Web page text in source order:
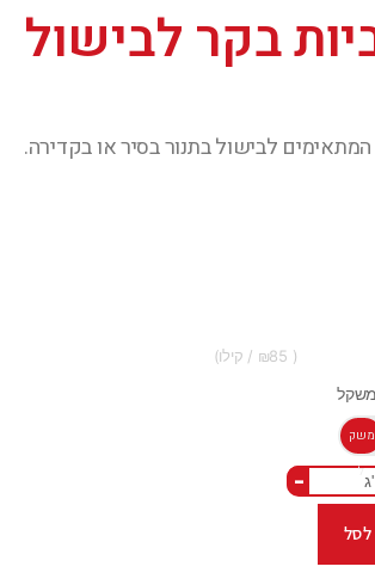
בקר לבישול
לבישול בתנור בסיר או בקדירה.
85
משק
ל -